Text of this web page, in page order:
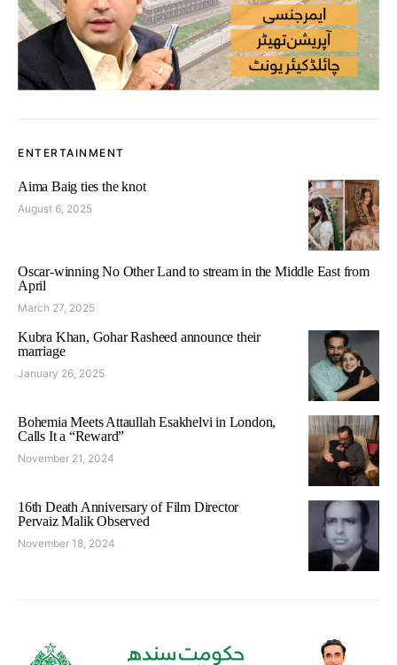
ENTERTAINMENT
Aima Baig ties the knot
August 6, 2025
Oscar-winning No Other Land to stream in the Middle East from
April
March 27, 2025
Kubra Khan, Gohar Rasheed announce their
marriage
January 26, 2025
Bohemia Meets Attaullah Esakhelvi in London,
Calls It a “Reward”
November 21, 2024
16th Death Anniversary of Film Director
Pervaiz Malik Observed
November 18, 2024